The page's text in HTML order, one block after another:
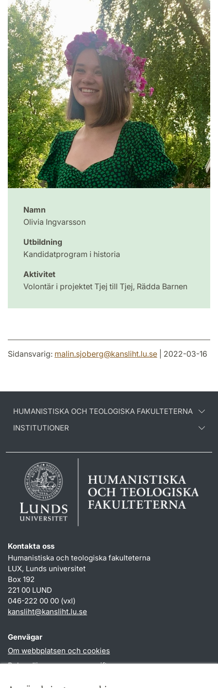
Namn
Olivia Ingvarsson
Utbildning
Kandidatprogram i historia
Aktivitet
Volontär i projektet Tjej till Tjej, Rädda Barnen
Sidansvarig: malin.sjoberg@kansliht.lu.se | 2022-03-16
HUMANISTISKA OCH TEOLOGISKA FAKULTETERNA
INSTITUTIONER
Kontakta oss
Humanistiska och teologiska fakulteterna
LUX, Lunds universitet
Box 192
221 00 LUND
046-222 00 00 (vxl)
kansliht@kansliht.lu.se
Genvägar
Om webbplatsen och cookies
Behandling av personuppgifter